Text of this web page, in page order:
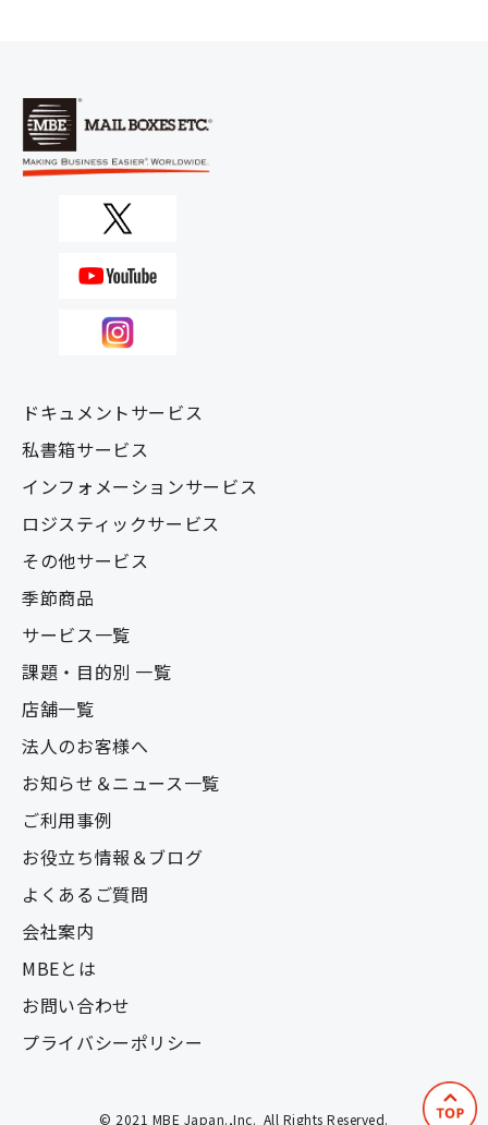
ドキュメントサービス
私書箱サービス
インフォメーションサービス
ロジスティックサービス
その他サービス
季節商品
サービス一覧
課題・目的別 一覧
店舗一覧
法人のお客様へ
お知らせ＆ニュース一覧
ご利用事例
お役立ち情報＆ブログ
よくあるご質問
会社案内
MBEとは
お問い合わせ
プライバシーポリシー
© 2021 MBE Japan.,Inc.  All Rights Reserved.